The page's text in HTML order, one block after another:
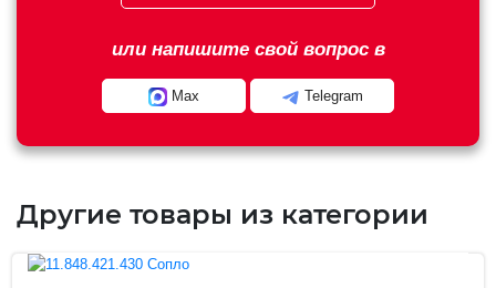
или напишите свой вопрос в
Max Telegram
Другие товары из категории